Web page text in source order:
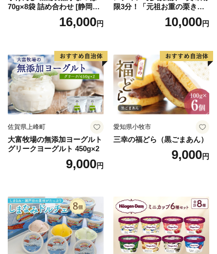
70g×8袋 詰め合わせ [静岡伊
勢丹(松浦食品) 静岡県 吉田町
22424274] 芋ケンピ セット
16,000円
限3分！「元祖お重の栗きん
とんモンブラン」 【未来の
ご褒美】スイーツ 栗 モンブ
子 菓子 F4N-2298
10,000円
佐賀県上峰町
大富牧場の無添加ヨーグルト
グリークヨーグルト 450g×2
9,000円
愛知県小牧市
三幸の福どら（黒ごまあん）
9,000円